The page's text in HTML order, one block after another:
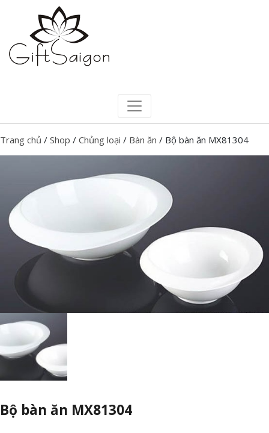
Trang chủ / Shop / Chủng loại / Bàn ăn / Bộ bàn ăn MX81304
Bộ bàn ăn MX81304